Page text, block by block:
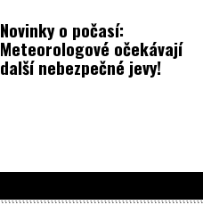
Novinky o počasí:
Meteorologové očekávají
další nebezpečné jevy!